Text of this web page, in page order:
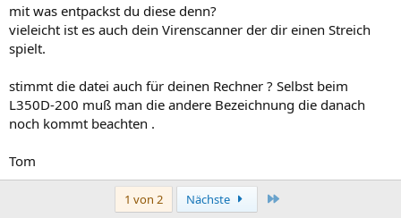
mit was entpackst du diese denn?
vieleicht ist es auch dein Virenscanner der dir einen Streich
spielt.
stimmt die datei auch für deinen Rechner ? Selbst beim
L350D-200 muß man die andere Bezeichnung die danach
noch kommt beachten .
Tom
1 von 2 Nächste